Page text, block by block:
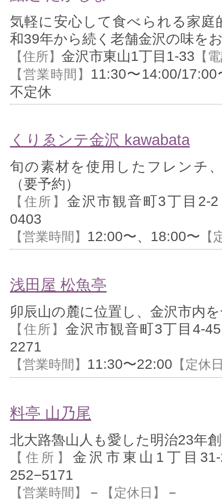
気軽に安心して食べられる家庭
和39年から続く老舗金沢の味を
【住所】 金沢市東山1丁目1-33 【
【営業時間】 11:30〜14:00/17:00
不定休
くりゑンテ金沢 kawabata
旬の素材を使用したフレンチ
（要予約）
【住所】 金沢市観音町3丁目2-2
0403
【営業時間】 12:00〜、18:00〜 【
浅田屋 松魚亭
卯辰山の麓に位置し、金沢市内
【住所】 金沢市観音町3丁目4-45
2271
【営業時間】 11:30〜22:00 【定休
料亭 山乃尾
北大路魯山人も愛した明治23年
【住所】 金沢市東山1丁目31-
252−5171
【営業時間】 － 【定休日】 －